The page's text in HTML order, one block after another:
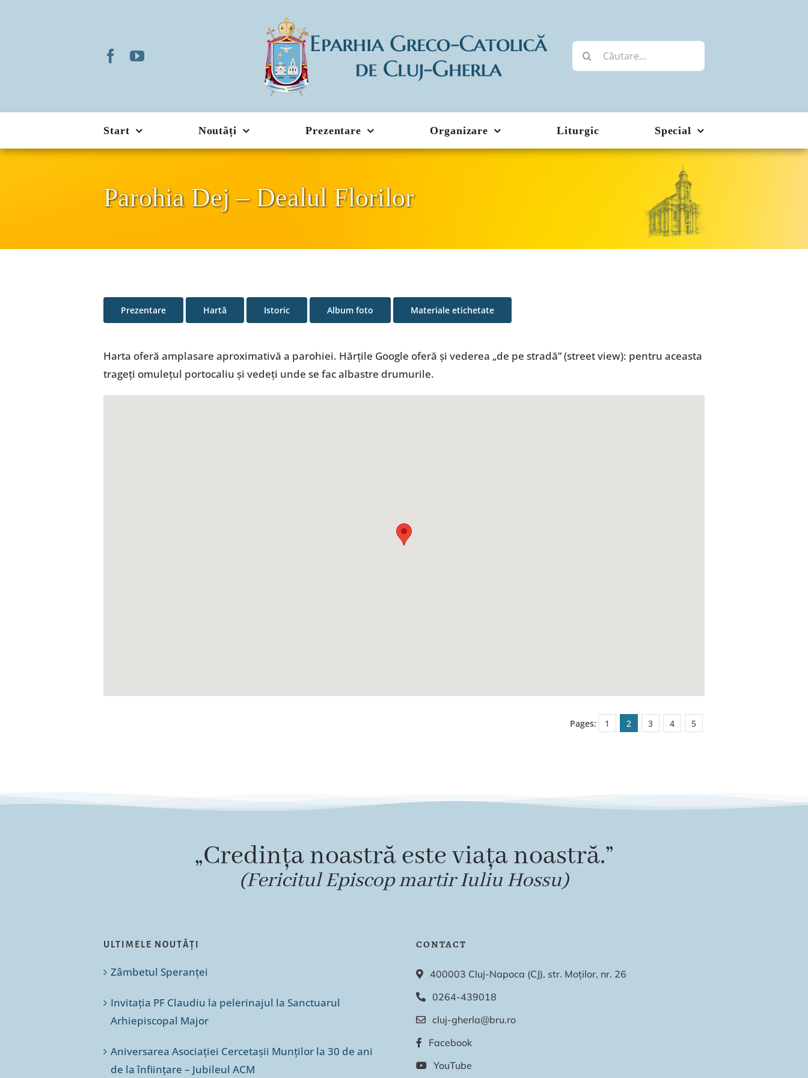
Cautare...
Start Noutăți Prezentare Organizare Liturgic Special
Parohia Dej – Dealul Florilor
Prezentare Hartă Istoric Album foto Materiale etichetate
Harta oferă amplasare aproximativă a parohiei. Hărţile Google oferă şi vederea „de pe stradă” (street view): pentru aceasta
trageţi omuleţul portocaliu şi vedeţi unde se fac albastre drumurile.
Pages: 1 2 3 4 5
„Credința noastră este viața noastră.”
(Fericitul Episcop martir Iuliu Hossu)
ULTIMELE NOUTĂȚI
Zâmbetul Speranței
Invitația PF Claudiu la pelerinajul la Sanctuarul
Arhiepiscopal Major
Aniversarea Asociației Cercetașii Munților la 30 de ani
de la înființare – Jubileul ACM
CONTACT
400003 Cluj-Napoca (CJ), str. Moților, nr. 26
0264-439018
cluj-gherla@bru.ro
Facebook
YouTube